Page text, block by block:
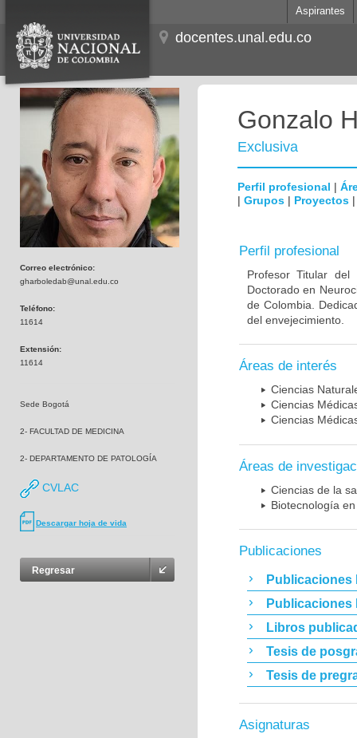
Aspirantes
docentes.unal.edu.co
Correo electrónico:
gharboledab@unal.edu.co
Teléfono:
11614
Extensión:
11614
Sede Bogotá
2- FACULTAD DE MEDICINA
2- DEPARTAMENTO DE PATOLOGÍA
CVLAC
Descargar hoja de vida
Regresar
Gonzalo
Exclusiva
Perfil profesional |
| Grupos | Proyectos
Perfil profesional
Profesor Titular
Doctorado en
de Colombia.
del envejecimiento.
Áreas de interés
Ciencias
Ciencias
Ciencias
Áreas de
Ciencias de la
Biotecnología
Publicaciones
Publicaciones
Publicaciones
Libros
Tesis de
Tesis de
Asignaturas